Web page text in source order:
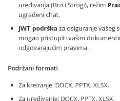
uređivanja (Brzi i Strogi), režim
ugrađeni chat.
JWT podrška za osiguranje vašeg
mogao pristupiti vašim
odgovarajućim pravima.
Podržani formati
Za kreiranje: DOCX, PPTX, XLSX.
Za uređivanje: DOCX, PPTX, XLSX.